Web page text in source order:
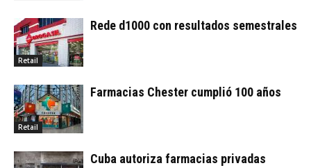
Retail
Rede d1000 con resultados semestrales
Retail
Farmacias Chester cumplió 100 años
Cuba autoriza farmacias privadas